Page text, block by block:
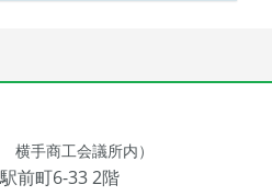
横手商工会議所内）
前町6-33 2階